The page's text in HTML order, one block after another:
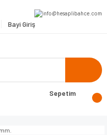
Bayi Giriş
Sepetim